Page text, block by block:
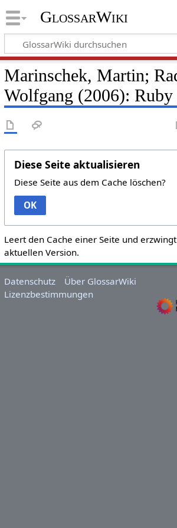
GlossarWiki
Marinschek, Martin;
Wolfgang (2006): Ruby
Diese Seite aktualisieren
Diese Seite aus dem Cache löschen?
OK
Leert den Cache einer Seite und
aktuellen Version.
Datenschutz
Über GlossarWiki
Lizenzbestimmungen